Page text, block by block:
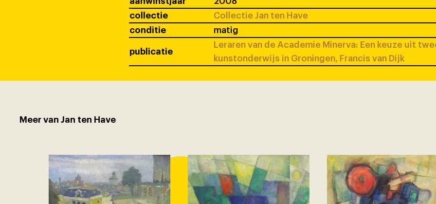
collectie
Collectie Jan ten Have
conditie
matig
publicatie
Leraren van de Academie Minerva: Een keuze uit
kunstonderwijs in Groningen, Francis van Dijk
Meer van Jan ten Have